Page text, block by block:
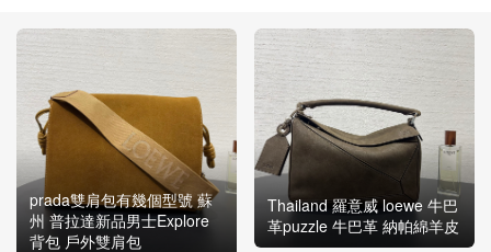
prada雙肩包有幾個型號 蘇
州 普拉達新品男士Explore
背包 戶外雙肩包
Thailand 羅意威 loewe 牛巴
革puzzle 牛巴革 納帕綿羊皮